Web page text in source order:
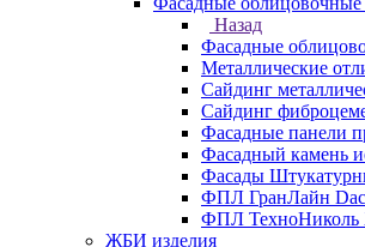
Назад
Фасадные
Металлические
Сайдинг
Сайдинг
Фасадные панели
Фасадный камень
Фасады
ФПЛ ГранЛайн
ФПЛ ТехноНиколь
ЖБИ изделия